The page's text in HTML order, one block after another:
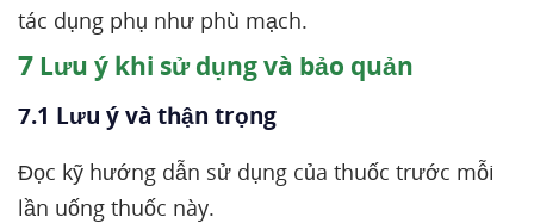
tác dụng phụ như phù mạch.
7 Lưu ý khi sử dụng và bảo quản
7.1 Lưu ý và thận trọng
Đọc kỹ hướng dẫn sử dụng của thuốc trước mỗi
lần uống thuốc này.